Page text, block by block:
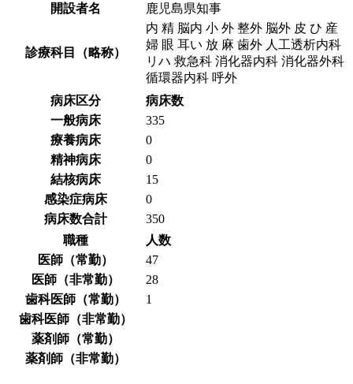
開設者名
鹿児島県知事
診療科目（略称）
内 精 脳内 小 外 整外 脳外 皮 ひ 産
婦 眼 耳い 放 麻 歯外 人工透析内科
リハ 救急科 消化器内科 消化器外科
循環器内科 呼外
病床区分
病床数
一般病床
335
療養病床
0
精神病床
0
結核病床
15
感染症病床
0
病床数合計
350
職種
人数
医師（常勤）
47
医師（非常勤）
28
歯科医師（常勤）
1
歯科医師（非常勤）
薬剤師（常勤）
薬剤師（非常勤）